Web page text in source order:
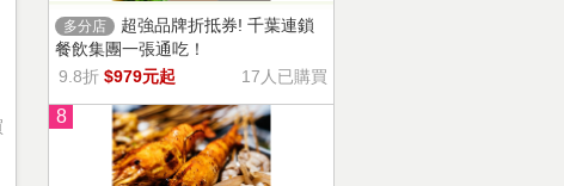
多分店
超強品牌折抵券! 千葉連鎖
餐飲集團一張通吃！
9.8折 $979元起 17人已購買
8